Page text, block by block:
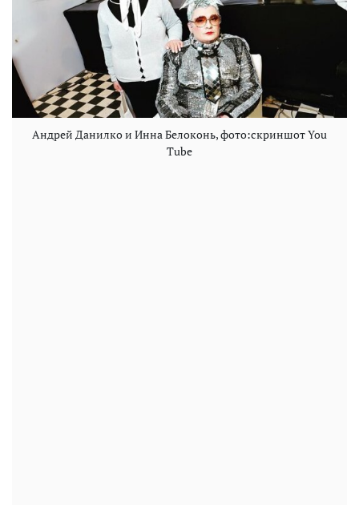
Андрей Данилко и Инна Белоконь, фото:скриншот You
Tube